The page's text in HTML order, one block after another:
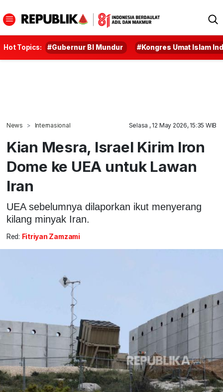
Hot Topics: #Gubernur BI Mundur #Kongres Umat Islam
News Internasional Selasa , 12 May 2026, 15:35 WIB
Kian Mesra, Israel Kirim Iron
Dome ke UEA untuk Lawan
Iran
UEA sebelumnya dilaporkan ikut menyerang
kilang minyak Iran.
Red: Fitriyan Zamzami